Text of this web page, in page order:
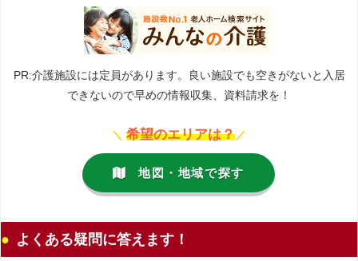
PR:介護施設には定員があります。良い施設でも空きがないと入居
できないので早めの情報収集、資料請求を！
＼ 希望のエリアは？ ／
地図・地域で探す
よくある疑問に答えます！